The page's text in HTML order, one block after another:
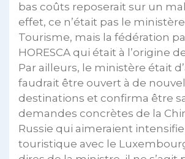
bas coûts reposerait sur un
effet, ce n’était pas le
Tourisme, mais la fédération
HORESCA qui était à l’origine
Par ailleurs, le ministère était
faudrait être ouvert à de
destinations et confirma être
demandes concrètes de la
Russie qui aimeraient
touristique avec le